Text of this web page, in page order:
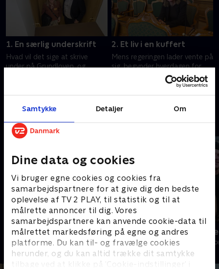
Samtykke Detaljer Om
Dine data og cookies
Vi bruger egne cookies og cookies fra
samarbejdspartnere for at give dig den bedste
oplevelse af TV 2 PLAY, til statistik og til at
målrette annoncer til dig. Vores
samarbejdspartnere kan anvende cookie-data til
målrettet markedsføring på egne og andres
platforme. Du kan til- og fravælge cookies
herunder, og du kan altid trække dit samtykke
tilbage ved at klikke på ’Cookie-indstillinger’ i
1. En særlig underskrift
Hvad vil det sige at skrive
under på Grundloven, og
Lykke og Thomas Klimek.
2. Et liv i en kuffert
Mens regeringen lader vente på
sig, begynder hverdagen for
Christina Lykke og Thomas
Klimek med hotel, kufferter og
nye gange på Christiansborg.
Andre så også
Julelys for millioner
2022 • Livsstil • 46 min Livsstil • 3